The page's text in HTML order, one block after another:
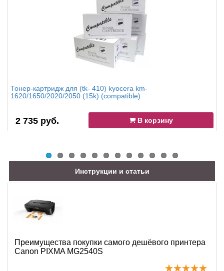
Тонер-картридж для (tk- 410) kyocera km-
1620/1650/2020/2050 (15k) (compatible)
2 735 руб. В корзину
Инструкции и статьи
Преимущества покупки самого дешёвого принтера
Canon PIXMA MG2540S